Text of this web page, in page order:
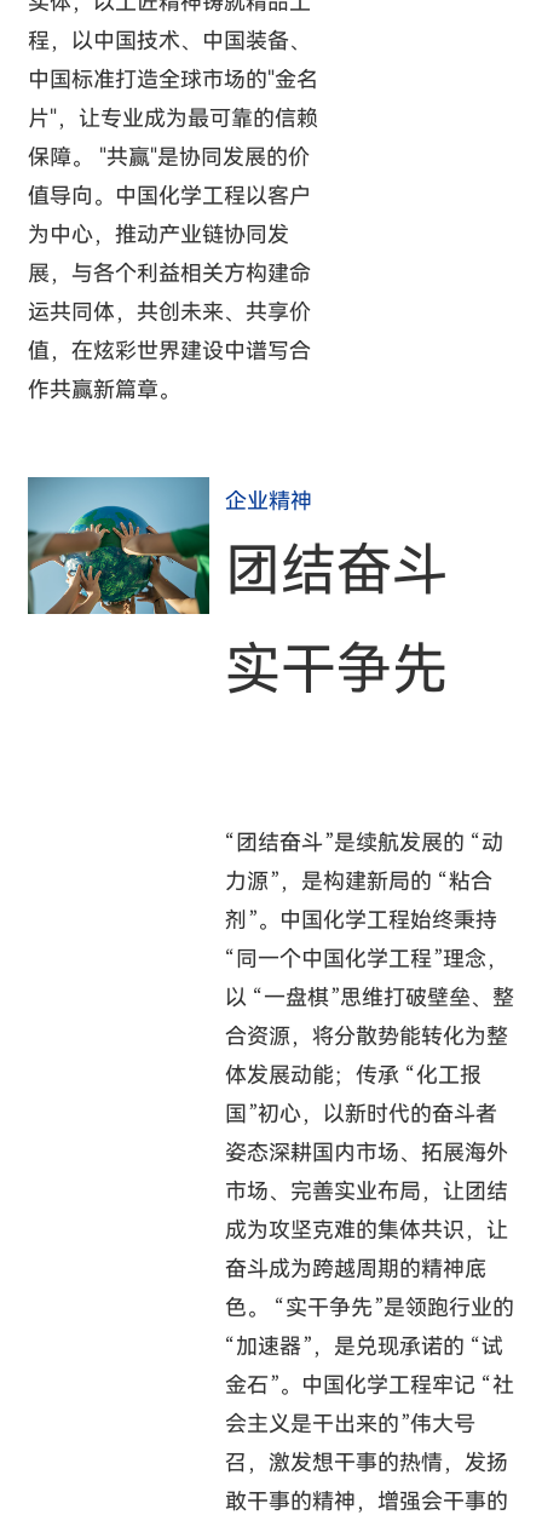
程，以中国技术、中国装备、
中国标准打造全球市场的"金名
片"，让专业成为最可靠的信赖
保障。 "共赢"是协同发展的价
值导向。中国化学工程以客户
为中心，推动产业链协同发
展，与各个利益相关方构建命
运共同体，共创未来、共享价
值，在炫彩世界建设中谱写合
作共赢新篇章。
企业精神
团结奋斗
实干争先
“团结奋斗”是续航发展的 “动
力源”，是构建新局的 “粘合
剂”。中国化学工程始终秉持
“同一个中国化学工程”理念，
以 “一盘棋”思维打破壁垒、整
合资源，将分散势能转化为整
体发展动能；传承 “化工报
国”初心，以新时代的奋斗者
姿态深耕国内市场、拓展海外
市场、完善实业布局，让团结
成为攻坚克难的集体共识，让
奋斗成为跨越周期的精神底
色。 “实干争先”是领跑行业的
“加速器”，是兑现承诺的 “试
金石”。中国化学工程牢记 “社
会主义是干出来的”伟大号
召，激发想干事的热情，发扬
敢干事的精神，增强会干事的